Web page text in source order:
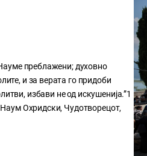
преблажени; духовно
и за верата го придоби
избави не од искушенија.”1
Наум Охридски, Чудотворецот,